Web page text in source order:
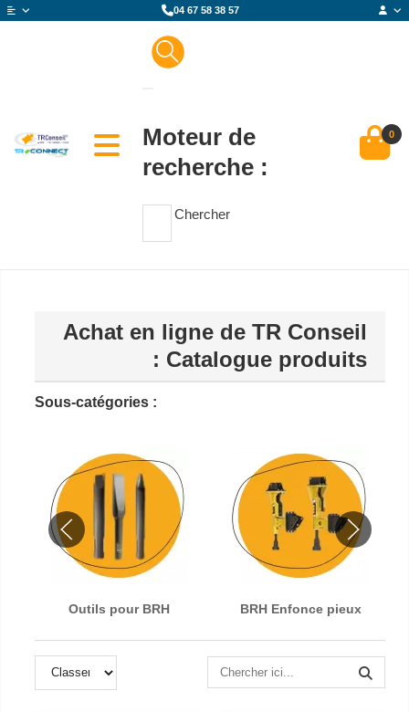
04 67 58 38 57
Moteur de
recherche :
Chercher
0
Achat en ligne de TR Conseil
: Catalogue produits
Sous-catégories :
Outils pour BRH BRH Enfonce pieux